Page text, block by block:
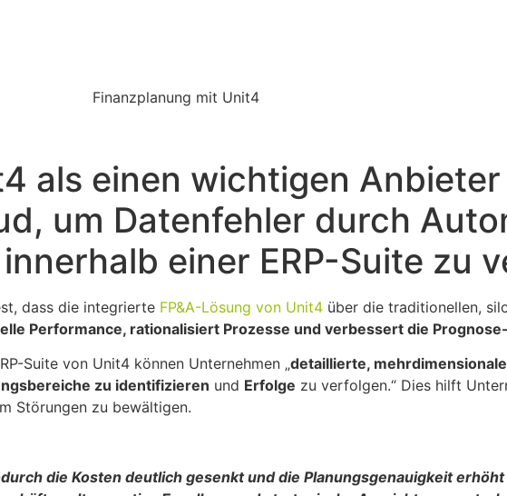
als einen wichtigen
um Datenfehler durch
einer ERP-Suite zu
dass die integrierte FP&A-Lösung von Unit4 über die traditionellen,
Performance, rationalisiert Prozesse und verbessert die
Suite von Unit4 können Unternehmen „detaillierte,
zu identifizieren und Erfolge zu verfolgen.“ Dies hilft
Störungen zu bewältigen.
die Kosten deutlich gesenkt und die Planungsgenauigkeit